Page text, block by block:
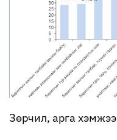
Зөрчил, арга хэмжээ